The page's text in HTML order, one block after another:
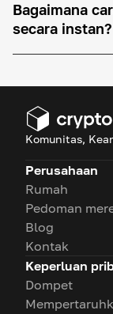
Bagaimana
secara instan?
Komunitas,
Perusahaan
Rumah
Pedoman
Blog
Kontak
Keperluan
Dompet